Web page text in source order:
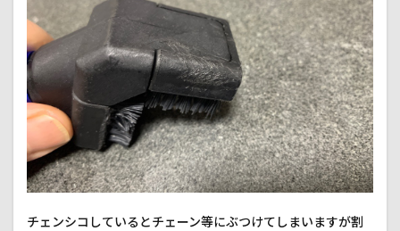
チェンシコしているとチェーン等にぶつけてしまいますが割